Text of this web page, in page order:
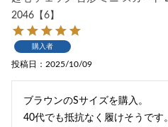
2046【6】
購入者
投稿日 2025/10/09
ブラウンのSサイズを購入。
40代でも抵抗なく履けそうです。